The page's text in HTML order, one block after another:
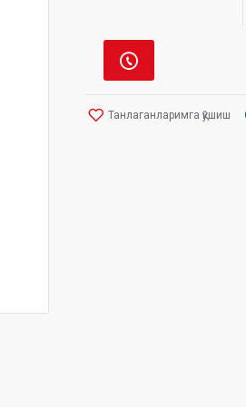
Танлаганларимга қўшиш